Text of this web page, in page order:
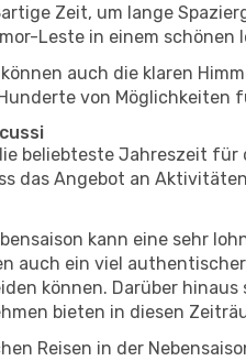
Zeit, um lange
Leste in einem schönen
auch die klaren
von
beliebteste Jahreszeit für
das Angebot an
kann eine sehr
auch ein viel
können. Darüber
bieten in diesen
Reisen in der